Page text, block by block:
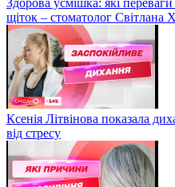
щіток – стоматолог Світлана
Ксенія Літвінова показала
від стресу